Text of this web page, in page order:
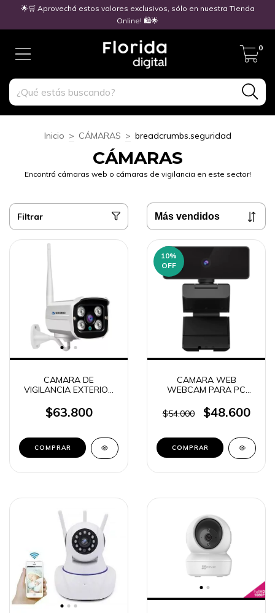
🌟🛒 Aprovechá estos valores exclusivos, sólo en nuestra Tienda
Online! 🛍️🌟
0
Inicio > CÁMARAS > breadcrumbs.seguridad
CÁMARAS
Encontrá cámaras web o cámaras de vigilancia en este sector!
Filtrar
CAMARA DE
VIGILANCIA EXTERIOR
$63.800
10%
OFF
CAMARA WEB
WEBCAM PARA PC
SPL6406BM
$54.000 $48.600